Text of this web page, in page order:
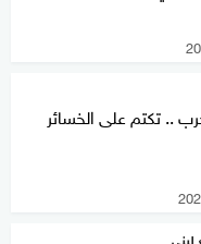
.. تكتم على الخسائر